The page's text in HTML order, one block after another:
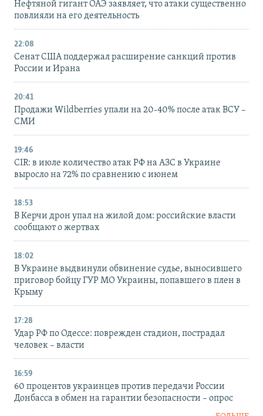
Нефтяной гигант ОАЭ заявляет, что атаки существенно
повлияли на его деятельность
22:08
Сенат США поддержал расширение санкций против
России и Ирана
20:41
Продажи Wildberries упали на 20-40% после атак ВСУ –
СМИ
19:46
CIR: в июле количество атак РФ на АЗС в Украине
выросло на 72% по сравнению с июнем
18:53
В Керчи дрон упал на жилой дом: российские власти
сообщают о жертвах
18:02
В Украине выдвинули обвинение судье, выносившего
приговор бойцу ГУР МО Украины, попавшего в плен в
Крыму
17:28
Удар РФ по Одессе: поврежден стадион, пострадал
человек – власти
16:59
60 процентов украинцев против передачи России
Донбасса в обмен на гарантии безопасности – опрос